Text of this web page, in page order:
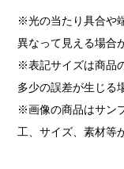
※光の当たり具合や
異なって見える場合
※表記サイズは商品
多少の誤差が生じる
※画像の商品はサン
工、サイズ、素材等